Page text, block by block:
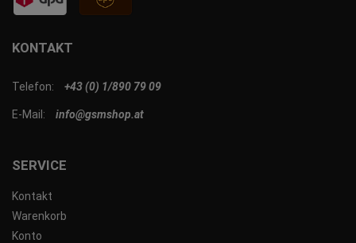
SERVICE
Kontakt
Warenkorb
Konto
KONTAKT
Telefon: +43 (0) 1/890 79 09
E-Mail: info@gsmshop.at